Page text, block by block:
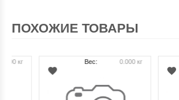
ПОХОЖИЕ ТОВАРЫ
0.000 кг